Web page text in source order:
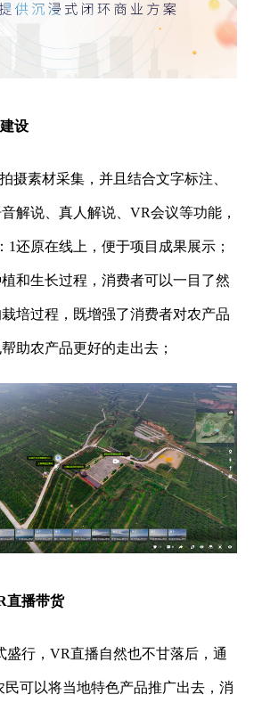
设
摄素材采集，并且结合文字标注、
解说、真人解说、VR会议等功能，
1还原在线上，便于项目成果展示；
和生长过程，消费者可以一目了然
培过程，既增强了消费者对农产品
助农产品更好的走出去；
直播带货
盛行，VR直播自然也不甘落后，通
民可以将当地特色产品推广出去，消